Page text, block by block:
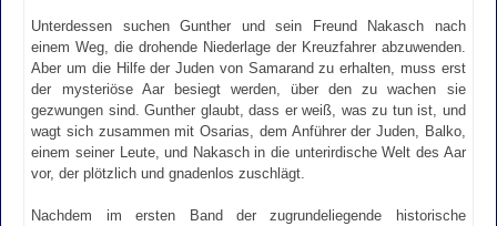
Unterdessen suchen Gunther und sein Freund Nakasch nach
einem Weg, die drohende Niederlage der Kreuzfahrer abzuwenden.
Aber um die Hilfe der Juden von Samarand zu erhalten, muss erst
der mysteriöse Aar besiegt werden, über den zu wachen sie
gezwungen sind. Gunther glaubt, dass er weiß, was zu tun ist, und
wagt sich zusammen mit Osarias, dem Anführer der Juden, Balko,
einem seiner Leute, und Nakasch in die unterirdische Welt des Aar
vor, der plötzlich und gnadenlos zuschlägt.
Nachdem im ersten Band der zugrundeliegende historische